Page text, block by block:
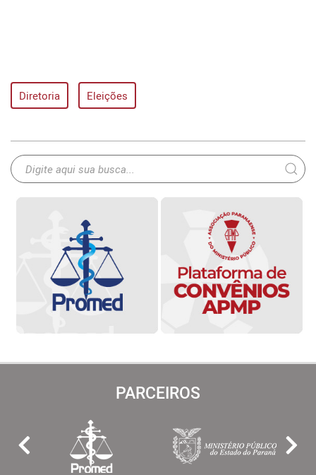
Diretoria Eleições
PARCEIROS